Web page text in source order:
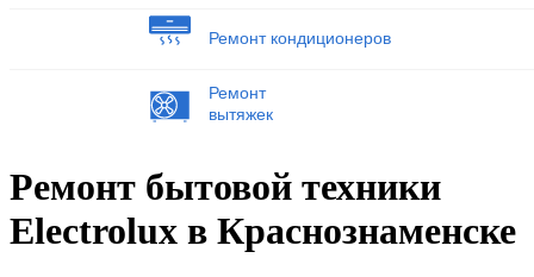
Ремонт кондиционеров
Ремонт
вытяжек
Ремонт бытовой техники
Electrolux в Краснознаменске